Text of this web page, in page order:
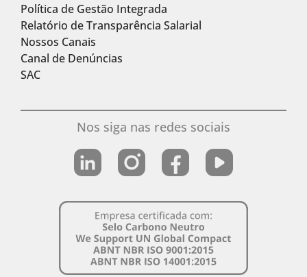
Política de Gestão Integrada
Relatório de Transparência Salarial
Nossos Canais
Canal de Denúncias
SAC
Nos siga nas redes sociais